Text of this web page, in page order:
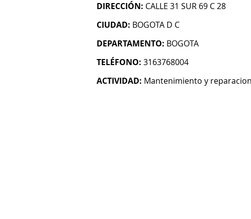
DIRECCIÓN: CALLE 31 SUR 69 C 28
CIUDAD: BOGOTA D C
DEPARTAMENTO: BOGOTA
TELÉFONO: 3163768004
ACTIVIDAD: Mantenimiento y